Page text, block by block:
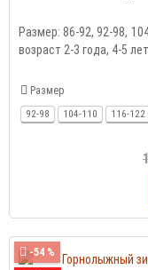
Размер: 86-92, 92-98,
возраст 2-3 года, 4-5
Размер
92-98 104-110 116-122
-54 %